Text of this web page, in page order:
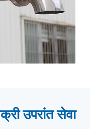
उपरांत सेवा